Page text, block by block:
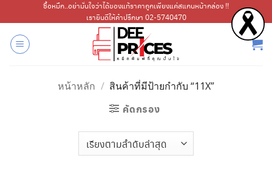
ไป
เนื้อหา
ซื้อหมึก..อย่ามั่นใจว่าได้ของแท้ราคาถูกเพียงแค่สแกนหน้ากล่อง !!
เรายินดีให้คำปรึกษา 02-5740470
หน้าหลัก / สินค้าที่มีป้ายกำกับ “11X”
คัดกรอง